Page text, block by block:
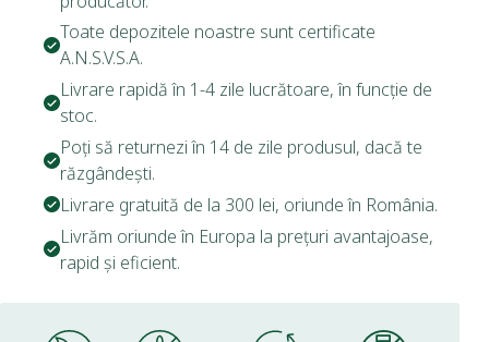
Toate depozitele noastre sunt certificate
A.N.S.V.S.A.
Livrare rapidă în 1-4 zile lucrătoare, în funcție de
stoc.
Poți să returnezi în 14 de zile produsul, dacă te
răzgândești.
Livrare gratuită de la 300 lei, oriunde în România.
Livrăm oriunde în Europa la prețuri avantajoase,
rapid și eficient.